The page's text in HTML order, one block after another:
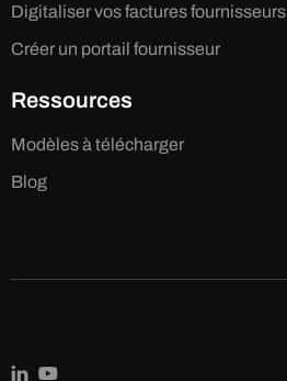
Digitaliser vos factures fournisseurs
Créer un portail fournisseur
Ressources
Modèles à télécharger
Blog